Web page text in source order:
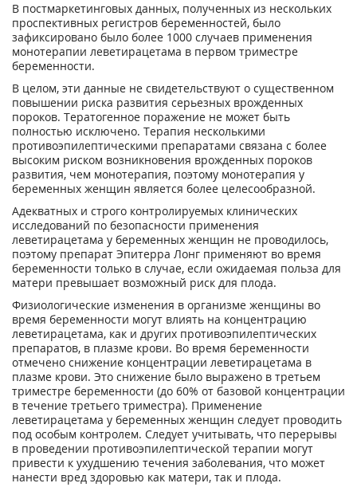
В постмаркетинговых данных, полученных из нескольких
проспективных регистров беременностей, было
зафиксировано было более 1000 случаев применения
монотерапии леветирацетама в первом триместре
беременности.
В целом, эти данные не свидетельствуют о существенном
повышении риска развития серьезных врожденных
пороков. Тератогенное поражение не может быть
полностью исключено. Терапия несколькими
противоэпилептическими препаратами связана с более
высоким риском возникновения врожденных пороков
развития, чем монотерапия, поэтому монотерапия у
беременных женщин является более целесообразной.
Адекватных и строго контролируемых клинических
исследований по безопасности применения
леветирацетама у беременных женщин не проводилось,
поэтому препарат Эпитерра Лонг применяют во время
беременности только в случае, если ожидаемая польза для
матери превышает возможный риск для плода.
Физиологические изменения в организме женщины во
время беременности могут влиять на концентрацию
леветирацетама, как и других противоэпилептических
препаратов, в плазме крови. Во время беременности
отмечено снижение концентрации леветирацетама в
плазме крови. Это снижение было выражено в третьем
триместре беременности (до 60% от базовой концентрации
в течение третьего триместра). Применение
леветирацетама у беременных женщин следует проводить
под особым контролем. Следует учитывать, что перерывы
в проведении противоэпилептической терапии могут
привести к ухудшению течения заболевания, что может
нанести вред здоровью как матери, так и плода.